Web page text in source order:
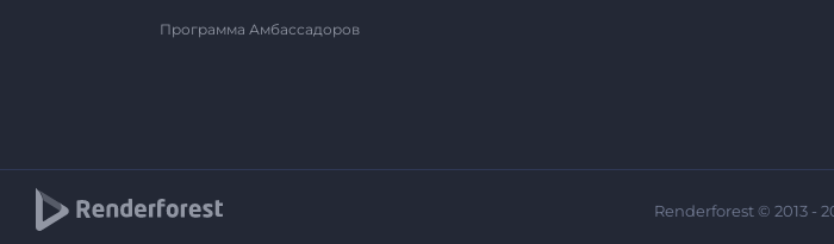
Программа Амбассадоров
Renderforest © 2013 -